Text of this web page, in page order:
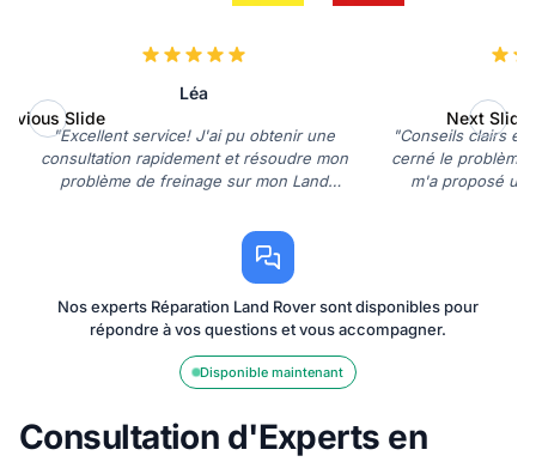
Léa
"Excellent service! J'ai pu obtenir une
consultation rapidement et résoudre mon
problème de freinage sur mon Land
"Conseils clairs et
cerné le problème
m'a proposé
Slide Next Slide
Nos experts Réparation Land Rover sont disponibles pour
répondre à vos questions et vous accompagner.
Disponible maintenant
Consultation d'Experts en